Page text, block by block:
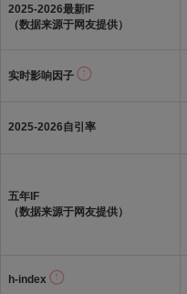
2025-2026最新IF
（数据来源于网友提供）
实时影响因子
2025-2026自引率
五年IF
（数据来源于网友提供）
h-index